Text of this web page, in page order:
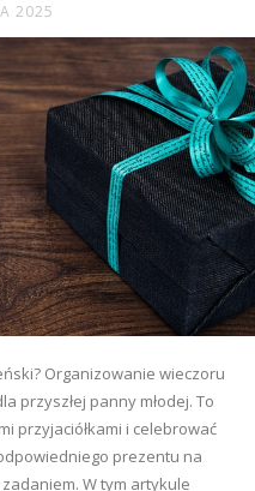
2025
Organizowanie wieczoru
przyszłej panny młodej. To
przyjaciółkami i celebrować
prezentu na
W tym artykule